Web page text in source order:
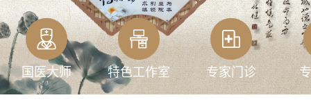
国医大师 特色工作室 专家门诊